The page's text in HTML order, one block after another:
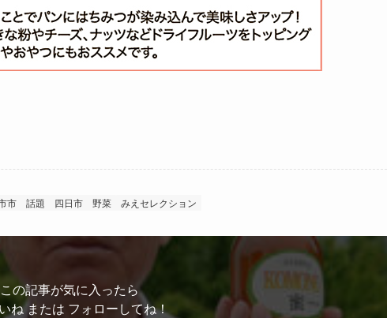
市 話題 四日市 野菜 みえセレクション
この記事が気に入ったら
ね または フォローしてね！